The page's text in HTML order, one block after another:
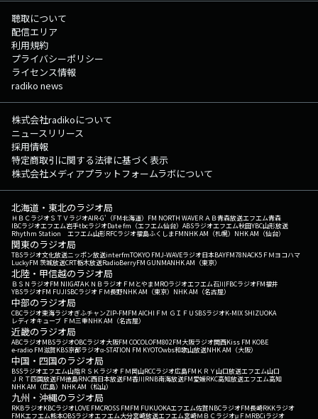
聴取について
配信エリア
利用規約
プライバシーポリシー
ライセンス情報
radiko news
株式会社radikoについて
ニュースリリース
採用情報
特定商取引に関する法律に基づく表示
株式会社メディアプラットフォームラボについて
北海道・東北のラジオ局
ＨＢＣラジオＳＴＶラジオAIR-G'（FM北海道） FM NORTH WAVEＲＡＢ青森放送エフエム青森
IBCラジオエフエム岩手tbcラジオDate fm（エフエム仙台） ABSラジオエフエム秋田YBC山形放送
Rhythm Station エフエム山形RFCラジオ福島ふくしまFMNHK AM（札幌） NHK AM（仙台）
関東のラジオ局
TBSラジオ文化放送ニッポン放送interfmTOKYO FMJ-WAVEラジオ日本BAYFM78NACK5 ＦＭヨコハマ
LuckyFM 茨城放送CRT栃木放送RadioBerryFM GUNMANHK AM（東京）
北陸・甲信越のラジオ局
ＢＳＮラジオFM NIIGATAＫＮＢラジオ ＦＭとやまMROラジオエフエム石川FBCラジオFM福井
YBSラジオFM FUJISBCラジオ ＦＭ長野NHK AM（東京） NHK AM（名古屋）
中部のラジオ局
CBCラジオ東海ラジオぎふチャンZIP-FMFM AICHI ＦＭ ＧＩＦＵ SBSラジオK-MIX SHIZUOKA
レディオキューブ ＦＭ三重NHK AM（名古屋）
近畿のラジオ局
ABCラジオMBSラジオOBCラジオ大阪FM COCOLOFM802FM大阪ラジオ関西Kiss FM KOBE
e-radio FM滋賀KBS京都ラジオα-STATION FM KYOTOwbs和歌山放送NHK AM（大阪）
中国・四国のラジオ局
BSSラジオエフエム山陰ＲＳＫラジオ ＦＭ岡山RCCラジオ広島FM ＫＲＹ山口放送エフエム山口
ＪＲＴ四国放送FM徳島RNC西日本放送FM香川RNB南海放送FM愛媛RKC高知放送エフエム高知
NHK AM（広島） NHK AM（松山）
九州・沖縄のラジオ局
RKBラジオKBCラジオLOVE FMCROSS FMFM FUKUOKAエフエム佐賀NBCラジオFM長崎RKKラジオ
FMKエフエム熊本OBSラジオエフエム大分宮崎放送エフエム宮崎ＭＢＣラジオμＦＭRBCiラジオ